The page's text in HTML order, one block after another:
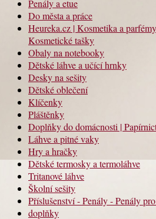
Penály a etue
Do města a práce
Heureka.cz | Kosmetika a
Kosmetické tašky
Obaly na notebooky
Dětské láhve a učící hrnky
Desky na sešity
Dětské oblečení
Klíčenky
Pláštěnky
Doplňky do domácnosti |
Láhve a pitné vaky
Hry a hračky
Dětské termosky a termoláhve
Tritanové láhve
Školní sešity
Příslušenství - Penály - Penály
doplňky